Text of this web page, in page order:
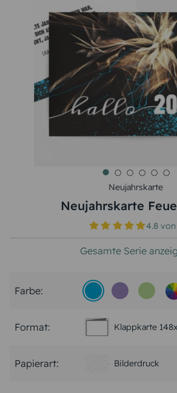
Neujahrskarte
Neujahrskarte
4.8
Gesamte Serie
Farbe:
Format: Klappkarte
Papierart: Bilderdruck